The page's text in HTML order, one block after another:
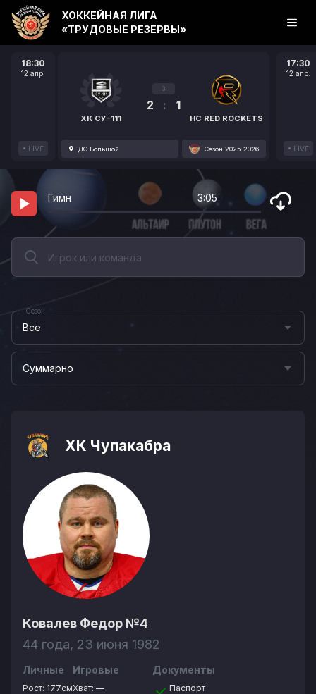
18:30
12 апр.
LIVE
ХК СУ-111
3
2 : 1
HC RED ROCKETS
ДС Большой Сезон 2025-2026
17:30
12 апр.
LIVE
ХОККЕЙНАЯ ЛИГА
«ТРУДОВЫЕ РЕЗЕРВЫ»
Гимн 3:05
Все
Сезон
Суммарно
ХК Чупакабра
Ковалев Федор №4
44 года, 23 июня 1982
Личные
Рост: 177см
Игровые
Хват: —
Документы
Паспорт